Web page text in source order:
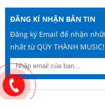
ĐĂNG KÍ NHẬN BẢN TIN
Đăng ký Email để nhận
nhất từ QÚY THÀNH MUSIC!